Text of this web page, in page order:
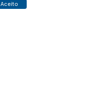
Aceito